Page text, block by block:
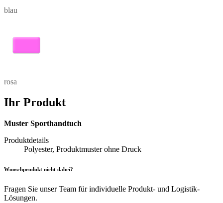
blau
rosa
Ihr Produkt
Muster Sporthandtuch
Produktdetails
Polyester, Produktmuster ohne Druck
Wunschprodukt nicht dabei?
Fragen Sie unser Team für individuelle Produkt- und Logistik-
Lösungen.